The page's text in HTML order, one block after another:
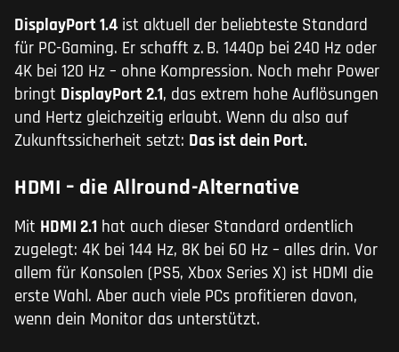
DisplayPort 1.4 ist aktuell der beliebteste Standard
für PC-Gaming. Er schafft z. B. 1440p bei 240 Hz oder
4K bei 120 Hz – ohne Kompression. Noch mehr Power
bringt DisplayPort 2.1, das extrem hohe Auflösungen
und Hertz gleichzeitig erlaubt. Wenn du also auf
Zukunftssicherheit setzt: Das ist dein Port.
HDMI – die Allround-Alternative
Mit HDMI 2.1 hat auch dieser Standard ordentlich
zugelegt: 4K bei 144 Hz, 8K bei 60 Hz – alles drin. Vor
allem für Konsolen (PS5, Xbox Series X) ist HDMI die
erste Wahl. Aber auch viele PCs profitieren davon,
wenn dein Monitor das unterstützt.